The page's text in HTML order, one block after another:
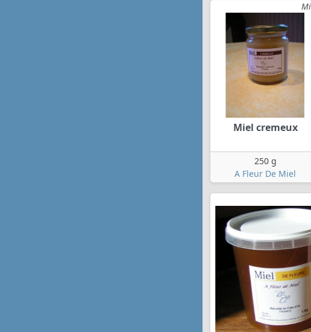
Miel cremeux
250 g
A Fleur De Miel